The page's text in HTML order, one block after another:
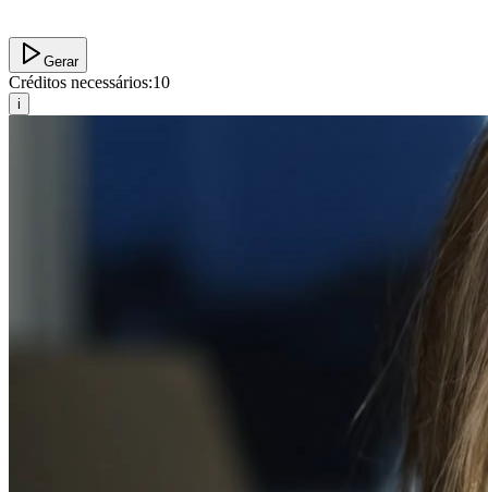
Gerar
Créditos necessários:10
i